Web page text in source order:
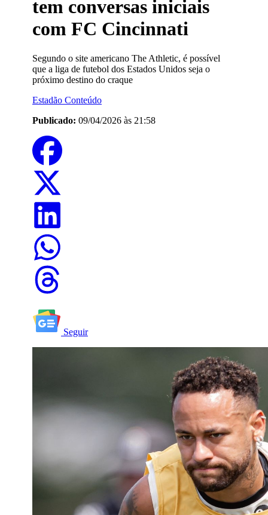
tem conversas iniciais
com FC Cincinnati
Segundo o site americano The Athletic, é possível
que a liga de futebol dos Estados Unidos seja o
próximo destino do craque
Estadão Conteúdo
Publicado: 09/04/2026 às 21:58
Seguir